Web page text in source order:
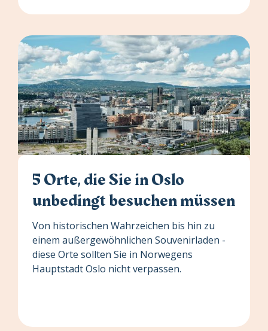
5 Orte, die Sie in Oslo
unbedingt besuchen müssen
‍Von historischen Wahrzeichen bis hin zu
einem außergewöhnlichen Souvenirladen -
diese Orte sollten Sie in Norwegens
Hauptstadt Oslo nicht verpassen.